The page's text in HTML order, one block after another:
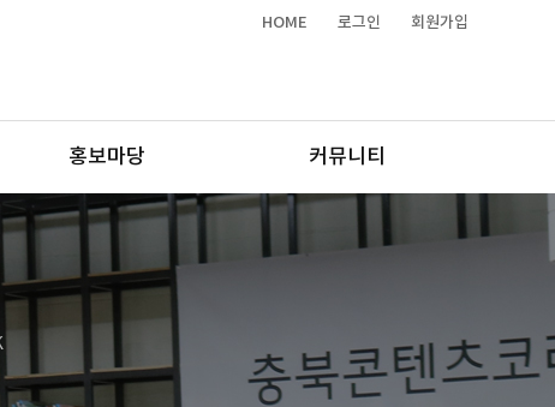
HOME 로그인 회원가입
홍보마당 커뮤니티